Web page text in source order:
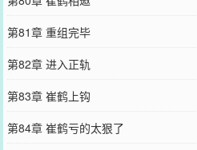
第81章 重组完毕
第82章 进入正轨
第83章 崔鹤上钩
第84章 崔鹤亏的太狠了